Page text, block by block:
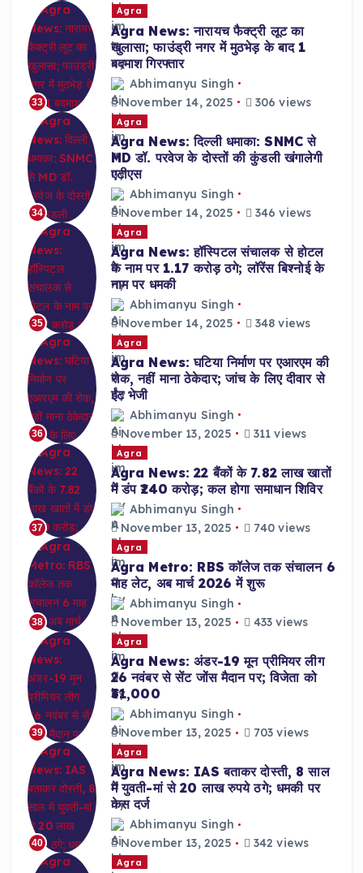
33
Agra
Agra News: नारायच फैक्ट्री लूट का
खुलासा; फाउंड्री नगर में मुठभेड़ के बाद 1
बदमाश गिरफ्तार
Abhimanyu Singh
November 14, 2025
306 views
34
Agra
Agra News: दिल्ली धमाका: SNMC से
MD डॉ. परवेज के दोस्तों की कुंडली खंगालेगी
एटीएस
Abhimanyu Singh
November 14, 2025
346 views
35
Agra
Agra News: हॉस्पिटल संचालक से होटल
के नाम पर 1.17 करोड़ ठगे; लॉरेंस बिश्नोई के
नाम पर धमकी
Abhimanyu Singh
November 14, 2025
348 views
36
Agra
Agra News: घटिया निर्माण पर एआरएम की
रोक, नहीं माना ठेकेदार; जांच के लिए दीवार से
ईंट भेजी
Abhimanyu Singh
November 13, 2025
311 views
37
Agra
Agra News: 22 बैंकों के 7.82 लाख खातों
में डंप ₹240 करोड़; कल होगा समाधान शिविर
Abhimanyu Singh
November 13, 2025
740 views
38
Agra
Agra Metro: RBS कॉलेज तक संचालन 6
माह लेट, अब मार्च 2026 में शुरू
Abhimanyu Singh
November 13, 2025
433 views
39
Agra
Agra News: अंडर-19 मून प्रीमियर लीग
26 नवंबर से सेंट जोंस मैदान पर; विजेता को
₹31,000
Abhimanyu Singh
November 13, 2025
703 views
40
Agra
Agra News: IAS बताकर दोस्ती, 8 साल
में युवती-मां से 20 लाख रुपये ठगे; धमकी पर
केस दर्ज
Abhimanyu Singh
November 13, 2025
342 views
Agra